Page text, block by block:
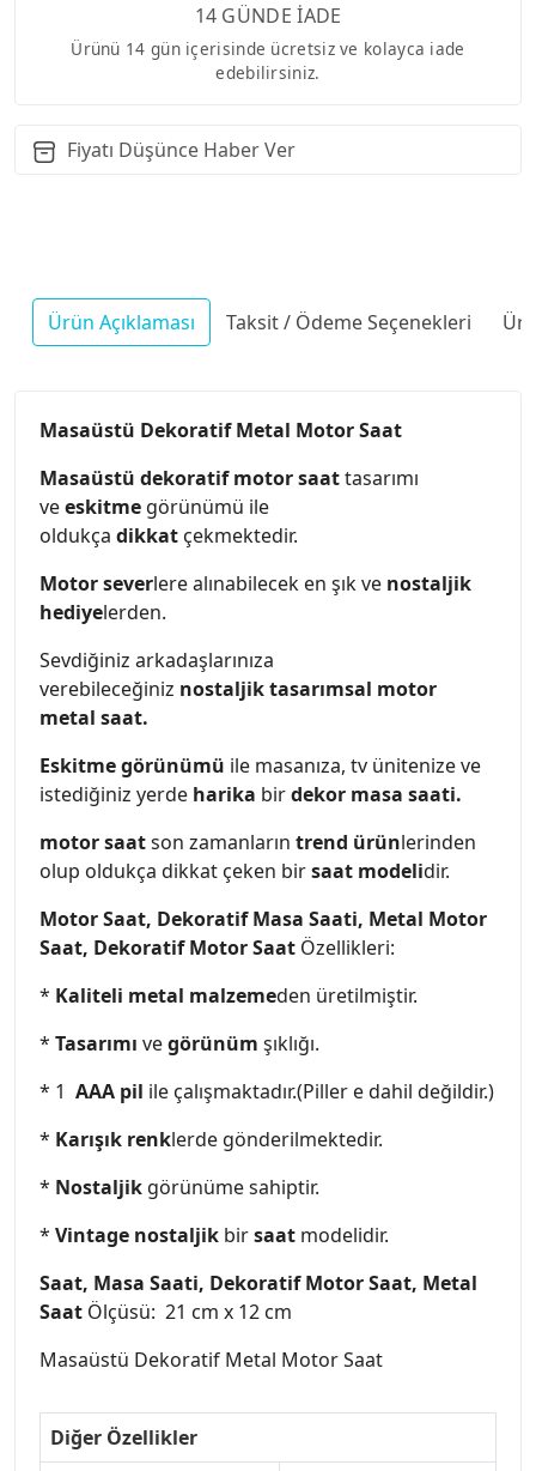
14 GÜNDE İADE
Ürünü 14 gün içerisinde ücretsiz ve kolayca iade
edebilirsiniz.
Fiyatı Düşünce Haber Ver
Ürün Açıklaması Taksit / Ödeme Seçenekleri
Masaüstü Dekoratif Metal Motor Saat
Masaüstü dekoratif motor saattasarımı
veeskitme görünümü ile
oldukça dikkat çekmektedir.
Motor severlere alınabilecek en şık ve nostaljik
hediyelerden.
Sevdiğiniz arkadaşlarınıza
verebileceğiniz nostaljik tasarımsal motor
metal saat.
Eskitme görünümü ile masanıza, tv ünitenize ve
istediğiniz yerde harika birdekor masa saati.
motor saatson zamanların trend ürünlerinden
olup oldukça dikkat çeken birsaat modelidir.
Motor Saat, Dekoratif Masa Saati, Metal Motor
Saat, Dekoratif Motor Saat Özellikleri:
* Kaliteli metal malzemeden üretilmiştir.
* Tasarımı vegörünüm şıklığı.
* 1 AAA pil ile çalışmaktadır.(Piller e dahil değildir.)
* Karışık renklerde gönderilmektedir.
* Nostaljik görünüme sahiptir.
* Vintage nostaljik birsaat modelidir.
Saat, Masa Saati, Dekoratif Motor Saat, Metal
Saat Ölçüsü: 21 cm x 12 cm
Masaüstü Dekoratif Metal Motor Saat
Diğer Özellikler